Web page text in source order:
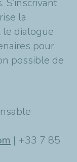
S’inscrivant
la
le dialogue
pour
possible de
| +33 7 85